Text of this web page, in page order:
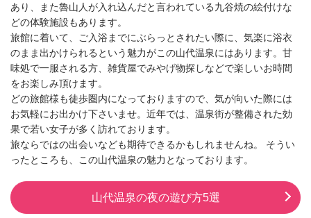
あり、また魯山人が入れ込んだと言われている九谷焼の絵付けな
どの体験施設もあります。
旅館に着いて、ご入浴までにぶらっとされたい際に、気楽に浴衣
のまま出かけられるという魅力がこの山代温泉にはあります。甘
味処で一服される方、雑貨屋でみやげ物探しなどで楽しいお時間
をお楽しみ頂けます。
どの旅館様も徒歩圏内になっておりますので、気が向いた際には
お気軽にお出かけ下さいませ。近年では、温泉街が整備された効
果で若い女子が多く訪れております。
旅ならではの出会いなども期待できるかもしれませんね。 そうい
ったところも、この山代温泉の魅力となっております。
山代温泉の夜の遊び方5選